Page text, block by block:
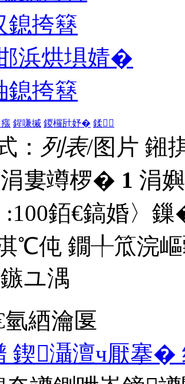
鎴挎簮
浜烘埧婧�
鎴挎簮
鍟嗛摵 鍐欏瓧妤� 鍒
： 列表/图片 鎺
婁竴椤� 1 涓
:100銆€鎬婚〉
℃伅 鐗╀笟浣
鏃ユ湡
綇瀹匽
鍥灄澶ч厭搴